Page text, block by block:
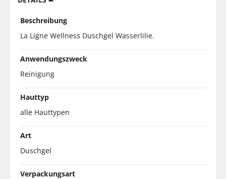
Beschreibung
La Ligne Wellness Duschgel Wasserlilie.
Anwendungszweck
Reinigung
Hauttyp
alle Hauttypen
Art
Duschgel
Verpackungsart